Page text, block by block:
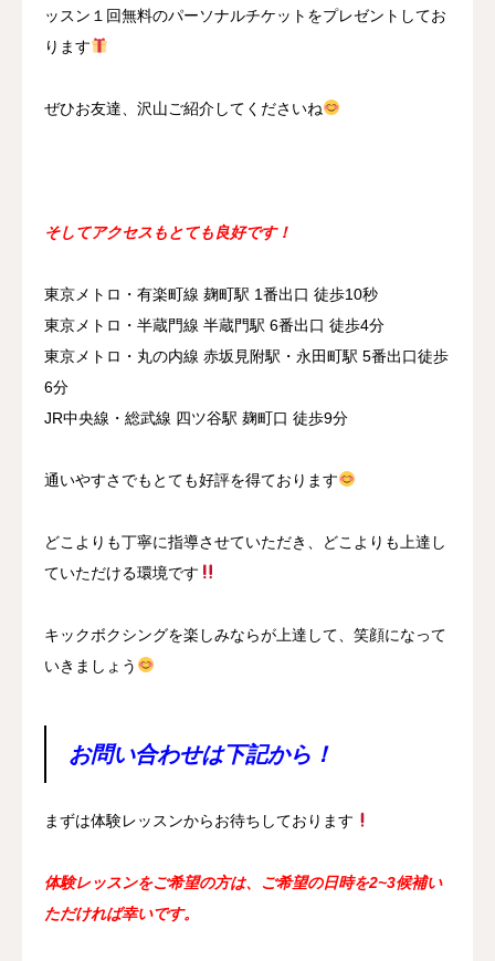
ッスン１回無料のパーソナルチケットをプレゼントしてお
ります
ぜひお友達、沢山ご紹介してくださいね
そしてアクセスもとても良好です！
東京メトロ・有楽町線 麹町駅 1番出口 徒歩10秒
東京メトロ・半蔵門線 半蔵門駅 6番出口 徒歩4分
東京メトロ・丸の内線 赤坂見附駅・永田町駅 5番出口徒歩
6分
JR中央線・総武線 四ツ谷駅 麹町口 徒歩9分
通いやすさでもとても好評を得ております
どこよりも丁寧に指導させていただき、どこよりも上達し
ていただける環境です
キックボクシングを楽しみならが上達して、笑顔になって
いきましょう
お問い合わせは下記から！
まずは体験レッスンからお待ちしております
体験レッスンをご希望の方は、ご希望の日時を2~3候補い
ただければ幸いです。